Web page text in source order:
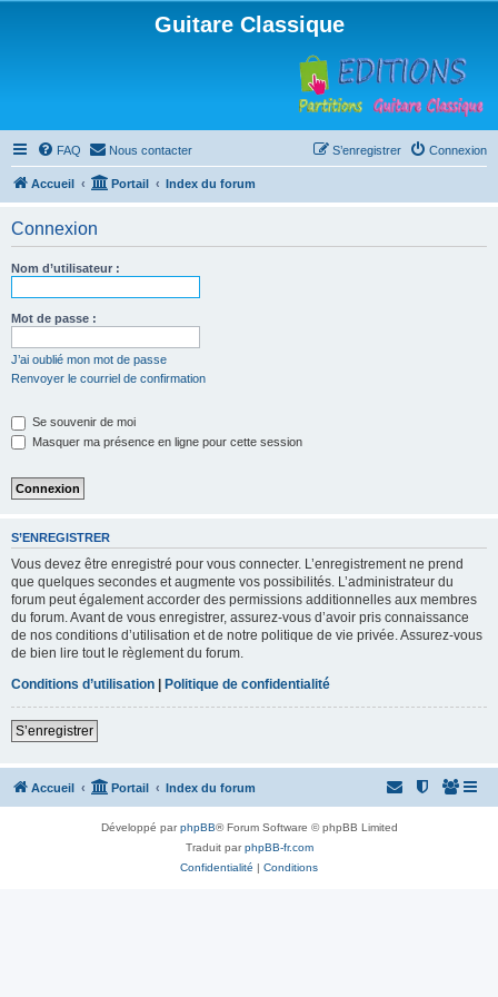
Guitare Classique
FAQ Nous contacter Connexion
S’enregistrer
Accueil Portail Index du forum
Connexion
Nom d’utilisateur :
Mot de passe :
J’ai oublié mon mot de passe
Renvoyer le courriel de confirmation
Se souvenir de moi
Masquer ma présence en ligne pour cette session
S’ENREGISTRER
Vous devez être enregistré pour vous connecter. L’enregistrement ne prend
que quelques secondes et augmente vos possibilités. L’administrateur du
forum peut également accorder des permissions additionnelles aux membres
du forum. Avant de vous enregistrer, assurez-vous d’avoir pris connaissance
de nos conditions d’utilisation et de notre politique de vie privée. Assurez-vous
de bien lire tout le règlement du forum.
Conditions d’utilisation | Politique de confidentialité
S’enregistrer
Accueil Portail Index du forum
Développé parphpBB® Forum Software © phpBB Limited
Traduit parphpBB-fr.com
Confidentialité | Conditions